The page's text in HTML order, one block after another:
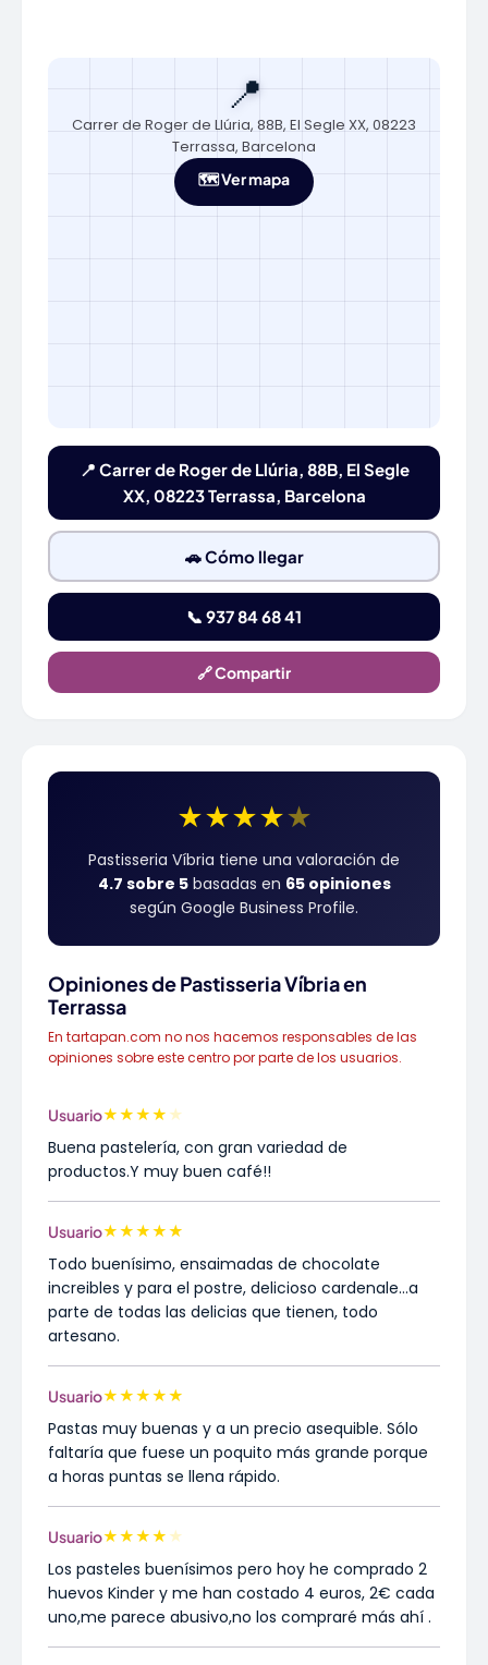
📍
Carrer de Roger de Llúria, 88B, El Segle XX, 08223
Terrassa, Barcelona
🗺️ Ver mapa
📍 Carrer de Roger de Llúria, 88B, El Segle
XX, 08223 Terrassa, Barcelona
🚗 Cómo llegar
📞 937 84 68 41
🔗 Compartir
★★★★★
Pastisseria Víbria tiene una valoración de
4.7 sobre 5basadas en 65 opiniones
según Google Business Profile.
Opiniones de Pastisseria Víbria en
Terrassa
En tartapan.com no nos hacemos responsables de las
opiniones sobre este centro por parte de los usuarios.
Usuario★★★★ ★
Buena pastelería, con gran variedad de
productos.Y muy buen café!!
Usuario★★★★★
Todo buenísimo, ensaimadas de chocolate
increibles y para el postre, delicioso cardenale...a
parte de todas las delicias que tienen, todo
artesano.
Usuario★★★★★
Pastas muy buenas y a un precio asequible. Sólo
faltaría que fuese un poquito más grande porque
a horas puntas se llena rápido.
Usuario★★★★ ★
Los pasteles buenísimos pero hoy he comprado 2
huevos Kinder y me han costado 4 euros, 2€ cada
uno,me parece abusivo,no los compraré más ahí .